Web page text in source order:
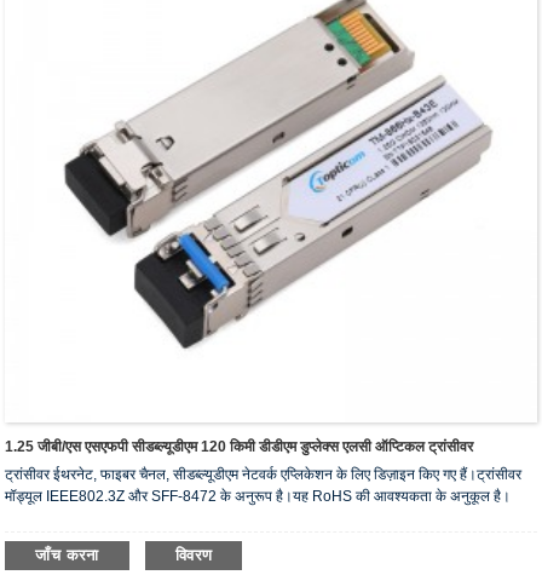
1.25 जीबी/एस एसएफपी सीडब्ल्यूडीएम 120 किमी डीडीएम डुप्लेक्स एलसी ऑप्टिकल ट्रांसीवर
ट्रांसीवर ईथरनेट, फाइबर चैनल, सीडब्ल्यूडीएम नेटवर्क एप्लिकेशन के लिए डिज़ाइन किए गए हैं।ट्रांसीवर
मॉड्यूल IEEE802.3Z और SFF-8472 के अनुरूप है।यह RoHS की आवश्यकता के अनुकूल है।
जाँच करना विवरण